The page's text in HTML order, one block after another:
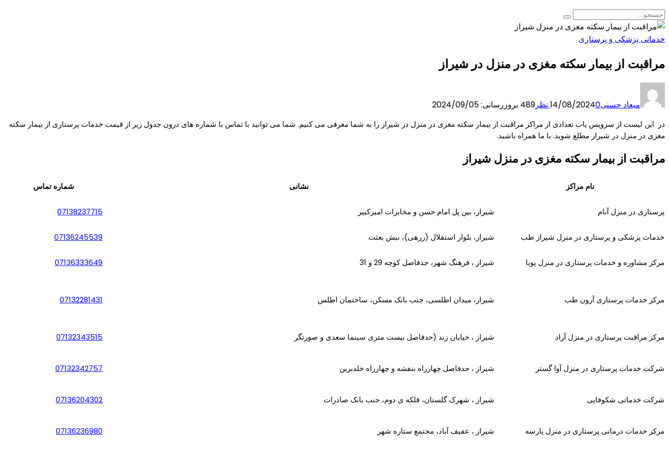
خدماتی پزشکی و پرستاری
مراقبت از بیمار سکته مغزی در منزل در شیراز
میعاد حسنی 14/08/20240 نظر 489 بروزرسانی: 2024/09/05
در این لیست از سرویس یاب تعدادی از مراکز مراقبت از بیمار سکته مغزی در منزل در شیراز را به شما معرفی می کنیم. شما می توانید با تماس با شماره های درون جدول زیر از قیمت خدمات پرستاری از بیمار سکته
مغزی در منزل در شیراز مطلع شوید. با ما همراه باشید.
مراقبت از بیمار سکته مغزی در منزل شیراز
نام مراکز نشانی شماره تماس
پرستاری در منزل آنام شیراز، بین پل امام حسن و مخابرات امیرکبیر 07138237715
خدمات پزشکی و پرستاری در منزل شیراز طب شیراز، بلوار استقلال (زرهی)، نبش بعثت 07136245539
مرکز مشاوره و خدمات پرستاری در منزل پویا شیراز ، فرهنگ شهر، حدفاصل کوچه 29 و 31 07136333649
مرکز خدمات پرستاری آرون طب شیراز، ميدان اطلسی، جنب بانک مسكن، ساختمان اطلس 07132281431
مرکز مراقبت پرستاری در منزل آراد شیراز ، خیابان زند (حدفاصل بیست متری سینما سعدی و صورتگر 07132343515
شرکت خدمات پرستاری در منزل آوا گستر شیراز ، حدفاصل چهارراه بنفشه و چهارراه خلدبرين 07132342757
شرکت خدماتی شکوفایی شیراز ، شهرک گلستان، فلکه ی دوم، جنب بانک صادرات 07136204302
مرکز خدمات درمانی پرستاری در منزل پارسه شیراز ، عفیف آباد، مجتمع ستاره شهر 07136236980